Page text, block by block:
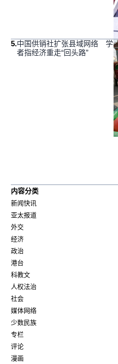
5.中国供销社扩张县域网络 学
者指经济重走“回头路”
内容分类
新闻快讯
亚太报道
外交
经济
政治
港台
科教文
人权法治
社会
媒体网络
少数民族
专栏
评论
漫画